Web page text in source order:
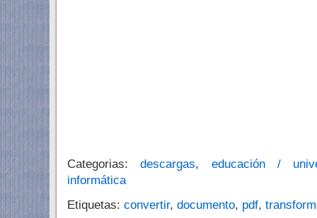
Categorias:descargas, educación /
informática
Etiquetas: convertir, documento, pdf,